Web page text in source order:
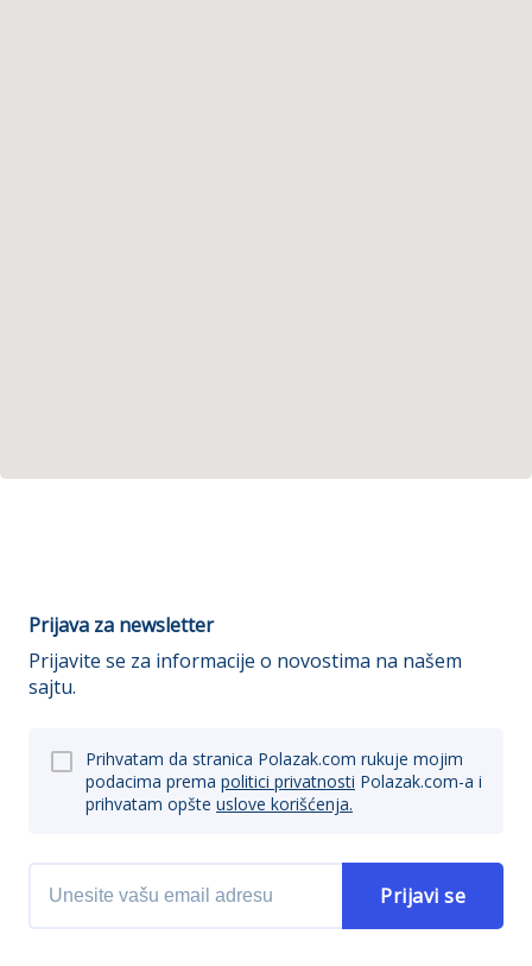
Prijava za newsletter
Prijavite se za informacije o novostima na našem
sajtu.
Prihvatam da stranica Polazak.com rukuje mojim
podacima prema politici privatnosti Polazak.com-a i
prihvatam opšte uslove korišćenja.
Prijavi se